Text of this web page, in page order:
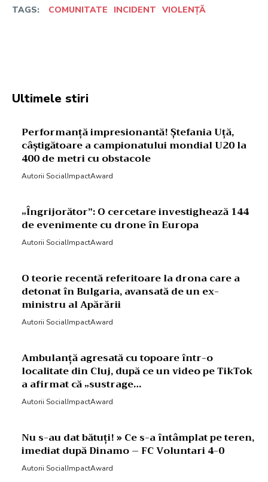
TAGS: COMUNITATE INCIDENT VIOLENȚĂ
Ultimele stiri
Performanță impresionantă! Ștefania Uță,
câștigătoare a campionatului mondial U20 la
400 de metri cu obstacole
Autorii SocialImpactAward
„Îngrijorător”: O cercetare investighează 144
de evenimente cu drone în Europa
Autorii SocialImpactAward
O teorie recentă referitoare la drona care a
detonat în Bulgaria, avansată de un ex-
ministru al Apărării
Autorii SocialImpactAward
Ambulanță agresată cu topoare într-o
localitate din Cluj, după ce un video pe TikTok
a afirmat că „sustrage…
Autorii SocialImpactAward
Nu s-au dat bătuți! » Ce s-a întâmplat pe teren,
imediat după Dinamo – FC Voluntari 4-0
Autorii SocialImpactAward